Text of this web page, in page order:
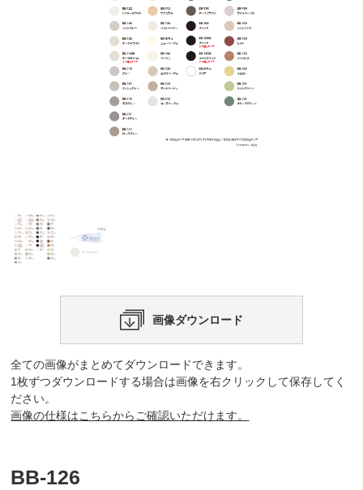
画像ダウンロード
全ての画像がまとめてダウンロードできます。
1枚ずつダウンロードする場合は画像を右クリックして保存してく
ださい。
画像の仕様はこちらからご確認いただけます。
BB-126